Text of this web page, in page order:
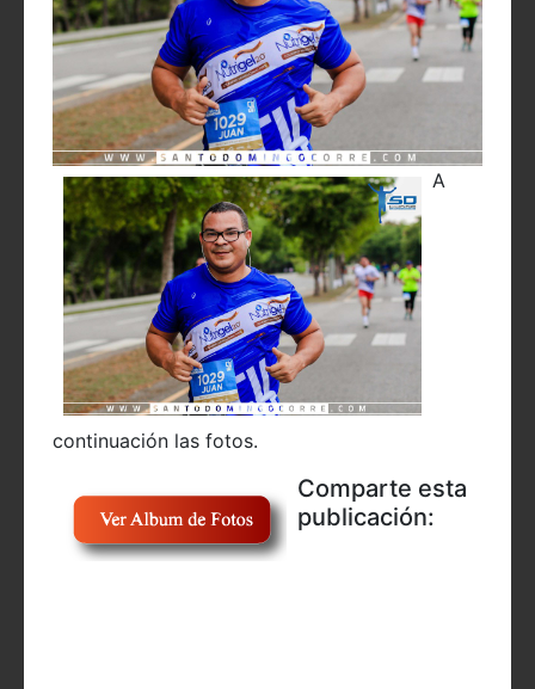
A
continuación las fotos.
Comparte esta
publicación: